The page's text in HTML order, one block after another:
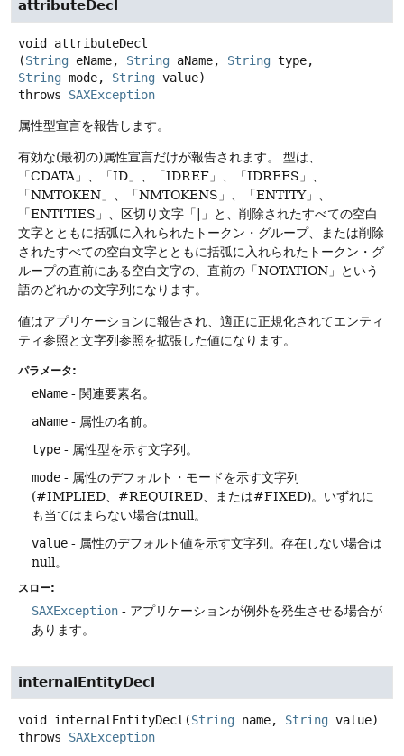
attributeDecl
void attributeDecl
(String eName, String aName, String
String mode, String value)
throws SAXException
属性型宣言を報告します。
有効な(最初の)属性宣言だけが報告されます。
型は、
「CDATA」、「ID」、「IDREF」、「IDREFS」、
「NMTOKEN」、「NMTOKENS」、「ENTITY」、
「ENTITIES」、区切り文字「|」と、削除されたすべての空白
文字とともに括弧に入れられたトークン・グループ、または削除
されたすべての空白文字とともに括弧に入れられたトークン・グ
ループの直前にある空白文字の、直前の「NOTATION」という
語のどれかの文字列になります。
値はアプリケーションに報告され、適正に正規化されてエンティ
ティ参照と文字列参照を拡張した値になります。
パラメータ:
eName - 関連要素名。
aName - 属性の名前。
type - 属性型を示す文字列。
mode - 属性のデフォルト・モードを示す文字列
(#IMPLIED、#REQUIRED、または#FIXED)。いずれに
も当てはまらない場合はnull。
value - 属性のデフォルト値を示す文字列。存在しない場合は
null。
スロー:
SAXException - アプリケーションが例外を発生させる場合が
あります。
internalEntityDecl
void internalEntityDecl (String name, String value)
throws SAXException